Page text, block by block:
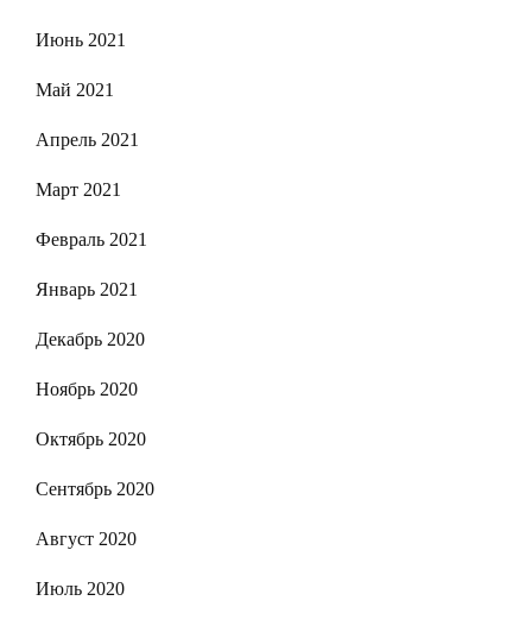
Июнь 2021
Май 2021
Апрель 2021
Март 2021
Февраль 2021
Январь 2021
Декабрь 2020
Ноябрь 2020
Октябрь 2020
Сентябрь 2020
Август 2020
Июль 2020